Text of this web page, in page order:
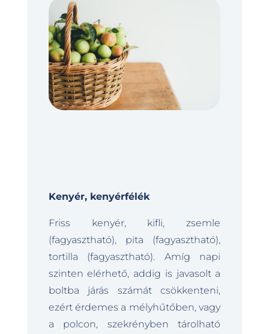
Kenyér, kenyérfélék
Friss kenyér, kifli, zsemle
(fagyasztható), pita (fagyasztható),
tortilla (fagyasztható). Amíg napi
szinten elérhető, addig is javasolt a
boltba járás számát csökkenteni,
ezért érdemes a mélyhűtőben, vagy
a polcon, szekrényben tárolható